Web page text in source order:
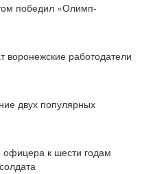
победил «Олимп-
воронежские работодатели
двух популярных
офицера к шести годам